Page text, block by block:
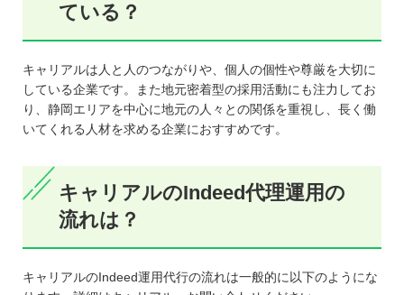
ている？
キャリアルは人と人のつながりや、個人の個性や尊厳を大切に
している企業です。また地元密着型の採用活動にも注力してお
り、静岡エリアを中心に地元の人々との関係を重視し、長く働
いてくれる人材を求める企業におすすめです。
キャリアルのIndeed代理運用の
流れは？
キャリアルのIndeed運用代行の流れは一般的に以下のようにな